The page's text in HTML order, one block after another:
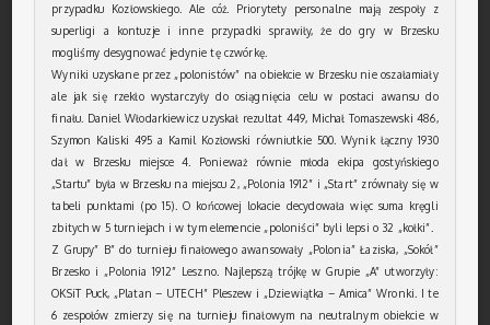
przypadku Kozłowskiego. Ale cóż. Priorytety personalne mają zespoły z
superligi a kontuzje i inne przypadki sprawiły, że do gry w Brzesku
mogliśmy desygnować jedynie tę czwórkę.
Wyniki uzyskane przez „polonistów” na obiekcie w Brzesku nie oszałamiały
ale jak się rzekło wystarczyły do osiągnięcia celu w postaci awansu do
finału. Daniel Włodarkiewicz uzyskał rezultat 449, Michał Tomaszewski 486,
Szymon Kaliski 495 a Kamil Kozłowski równiutkie 500. Wynik łączny 1930
dał w Brzesku miejsce 4. Ponieważ równie młoda ekipa gostyńskiego
„Startu” była w Brzesku na miejscu 2, „Polonia 1912” i „Start” zrównały się w
tabeli punktami (po 15). O końcowej lokacie decydowała więc suma kręgli
zbitych w 5 turniejach i w tym elemencie „poloniści” byli lepsi o 32 „kołki”.
Z Grupy” B” do turnieju finałowego awansowały „Polonia” Łaziska, „Sokół”
Brzesko i „Polonia 1912” Leszno. Najlepszą trójkę w Grupie „A” utworzyły:
OKSiT Puck, „Platan – UTECH” Pleszew i „Dziewiątka – Amica” Wronki. I te
6 zespołów zmierzy się na turnieju finałowym na neutralnym obiekcie w